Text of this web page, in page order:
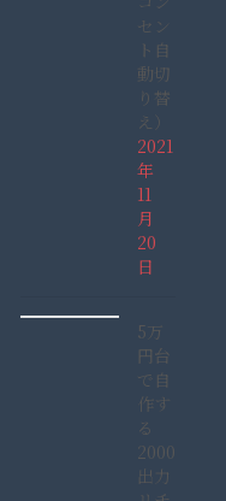
セン
ト自
動切
り替
え）
2021
年
11
月
20
日
5万
円台
で自
作す
る
2000W
出力